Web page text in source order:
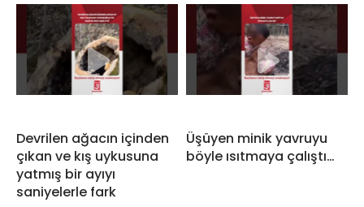
Devrilen ağacın içinden
çıkan ve kış uykusuna
yatmış bir ayıyı
saniyelerle fark
Üşüyen minik yavruyu
böyle ısıtmaya çalıştı…